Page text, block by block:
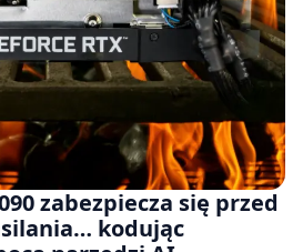
zabezpiecza się przed
kodując